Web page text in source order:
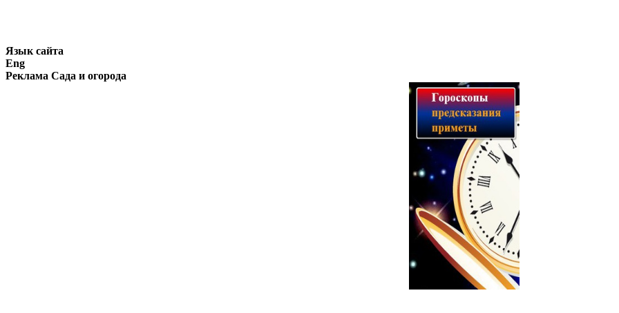
Язык сайта
Eng
Реклама Сада и огорода